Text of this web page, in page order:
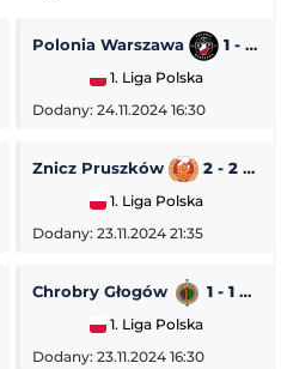
Polonia Warszawa 1 - 0
1. Liga Polska
Dodany: 24.11.2024 16:30
Pogoń Siedlce
Znicz Pruszków 2 - 2
1. Liga Polska
Dodany: 23.11.2024 21:35
GKS Tychy
Chrobry Głogów 1 - 1
1. Liga Polska
Dodany: 23.11.2024 16:30